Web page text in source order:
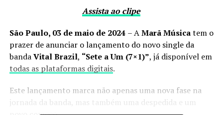
Assista ao clipe
São Paulo, 03 de maio de 2024 – AMarã Músicatem o
prazer de anunciar o lançamento do novo single da
bandaVital Brazil, “Sete a Um (7×1)”, já disponível em
todas as plataformas digitais.
Este lançamento marca não apenas uma nova fase na
jornada da banda, mas também uma despedida e um